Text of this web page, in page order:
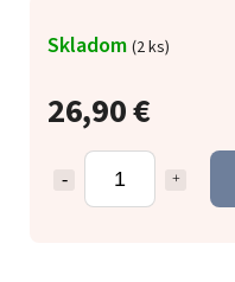
26,90 €
Skladom (2 ks)